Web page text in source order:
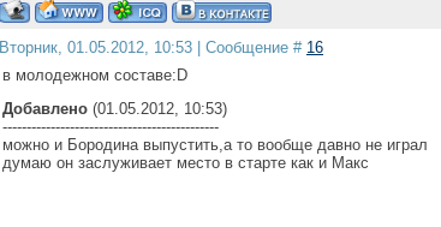
Вторник, 01.05.2012, 10:53 | Сообщение # 16
в молодежном составе:D
Добавлено (01.05.2012, 10:53)
---------------------------------------------
можно и Бородина выпустить,а то вообще давно не играл
думаю он заслуживает место в старте как и Макс